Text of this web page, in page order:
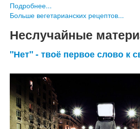
Подробнее...
Больше вегетарианских рецептов...
Неслучайные
"Нет" - твоё первое слово к